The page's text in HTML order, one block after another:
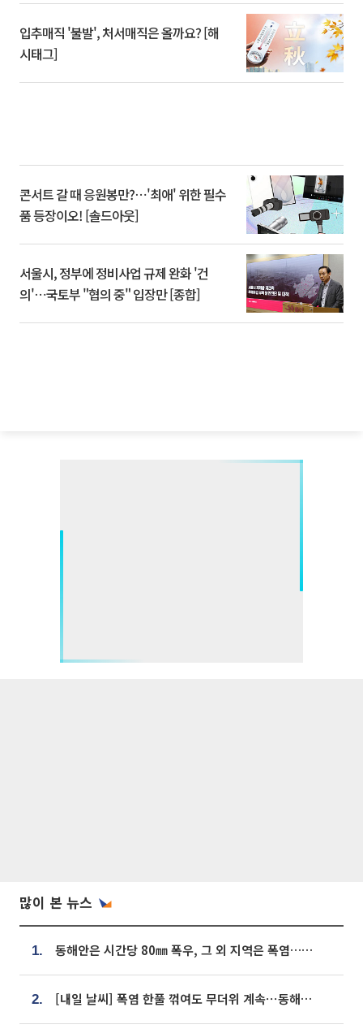
입추매직 '불발', 처서매직은 올까요? [해
시태그]
콘서트 갈 때 응원봉만?⋯'최애' 위한 필수
품 등장이오! [솔드아웃]
서울시, 정부에 정비사업 규제 완화 '건
의'⋯국토부 "협의 중" 입장만 [종합]
많이 본 뉴스
1. 동해안은 시간당 80㎜ 폭우, 그 외 지역은 폭염…‘극과 극 날씨’
2. [내일 날씨] 폭염 한풀 꺾여도 무더위 계속⋯동해안 이틀 연속 비